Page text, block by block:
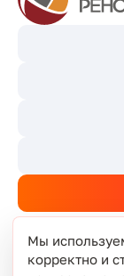
Мы
корректно и